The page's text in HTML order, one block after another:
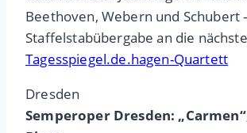
Beethoven, Webern und Schubert
Staffelstabübergabe an die
Tagesspiegel.de.hagen-Quartett
Dresden
Semperoper Dresden: